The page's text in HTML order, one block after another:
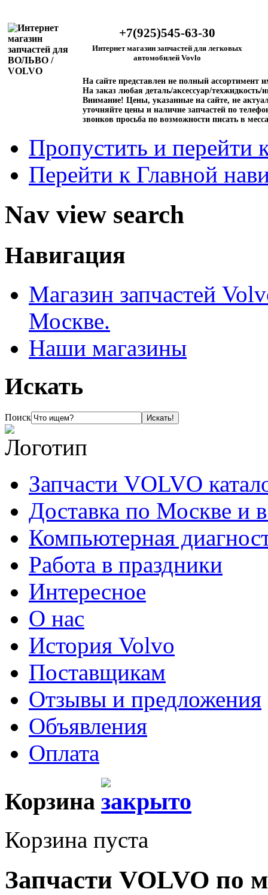
+7(925)545-63-30
Интернет магазин запчастей для легковых
автомобилей Vovlo
На сайте представлен не полный ассортимент
На заказ любая деталь/аксессуар/техжидкость/
Внимание! Цены, указанные на сайте, не
уточняйте цены и наличие запчастей по
звонков просьба по возможности писать в
Пропустить и перейти
Перейти к Главной
Nav view search
Навигация
Магазин запчастей
Москве.
Наши магазины
Искать
Поиск
Запчасти VOLVO
Доставка по Москве и
Компьютерная
Работа в праздники
Интересное
О нас
История Volvo
Поставщикам
Отзывы и предложения
Объявления
Оплата
Корзина
Корзина пуста
Запчасти VOLVO по